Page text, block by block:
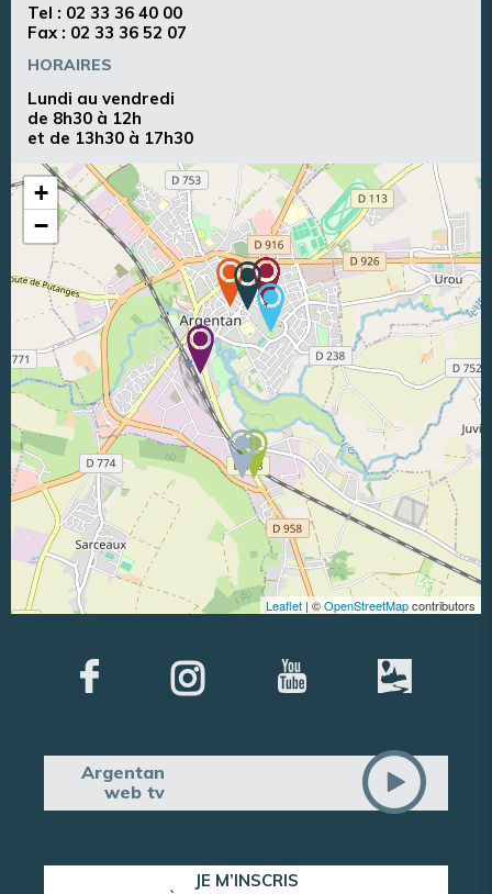
Tel : 02 33 36 40 00
Fax : 02 33 36 52 07
HORAIRES
Lundi au vendredi
de 8h30 à 12h
et de 13h30 à 17h30
+
−
Leaflet | ©OpenStreetMapcontributors
Argentan
web tv
JE M’INSCRIS